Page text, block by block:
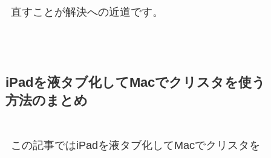
直すことが解決への近道です。
iPadを液タブ化してMacでクリスタを使う
方法のまとめ
この記事ではiPadを液タブ化してMacでクリスタを